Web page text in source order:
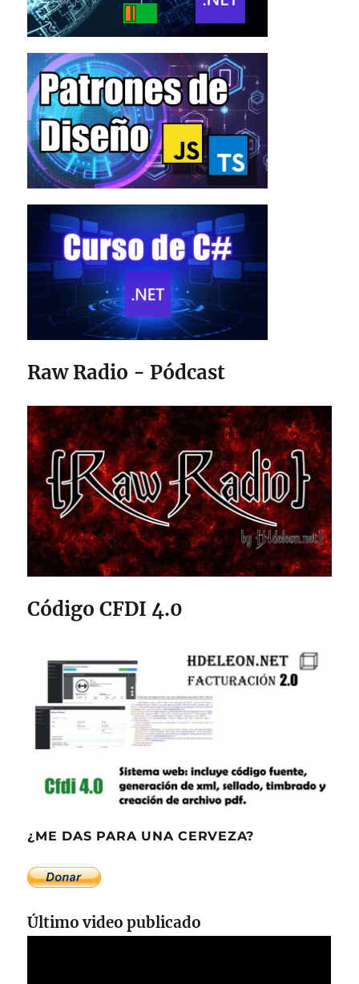
Raw Radio - Pódcast
Código CFDI 4.0
¿ME DAS PARA UNA CERVEZA?
Último video publicado